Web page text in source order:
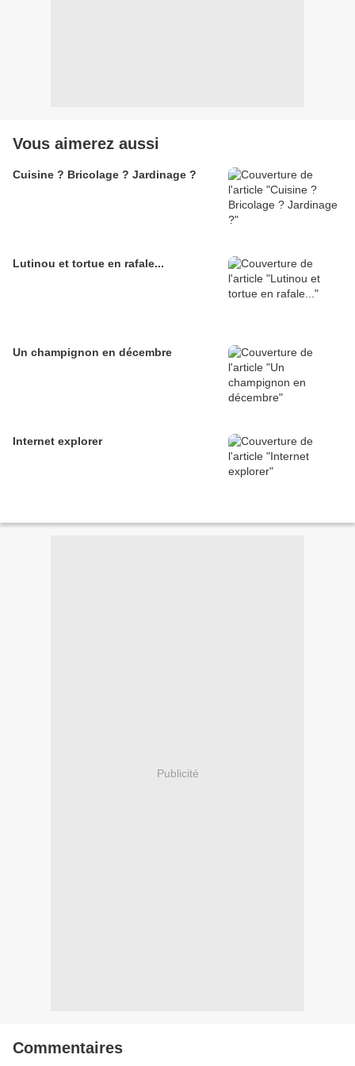
Vous aimerez aussi
Cuisine ? Bricolage ? Jardinage ?
Lutinou et tortue en rafale...
Un champignon en décembre
Internet explorer
Publicité
Commentaires